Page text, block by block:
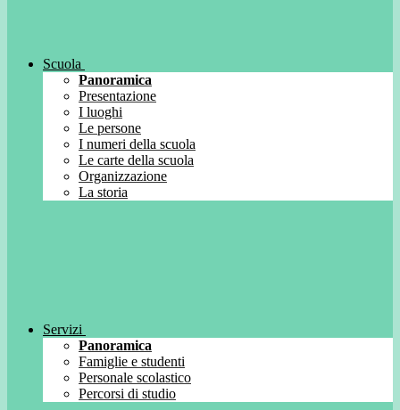
Scuola
Panoramica
Presentazione
I luoghi
Le persone
I numeri della scuola
Le carte della scuola
Organizzazione
La storia
Servizi
Panoramica
Famiglie e studenti
Personale scolastico
Percorsi di studio